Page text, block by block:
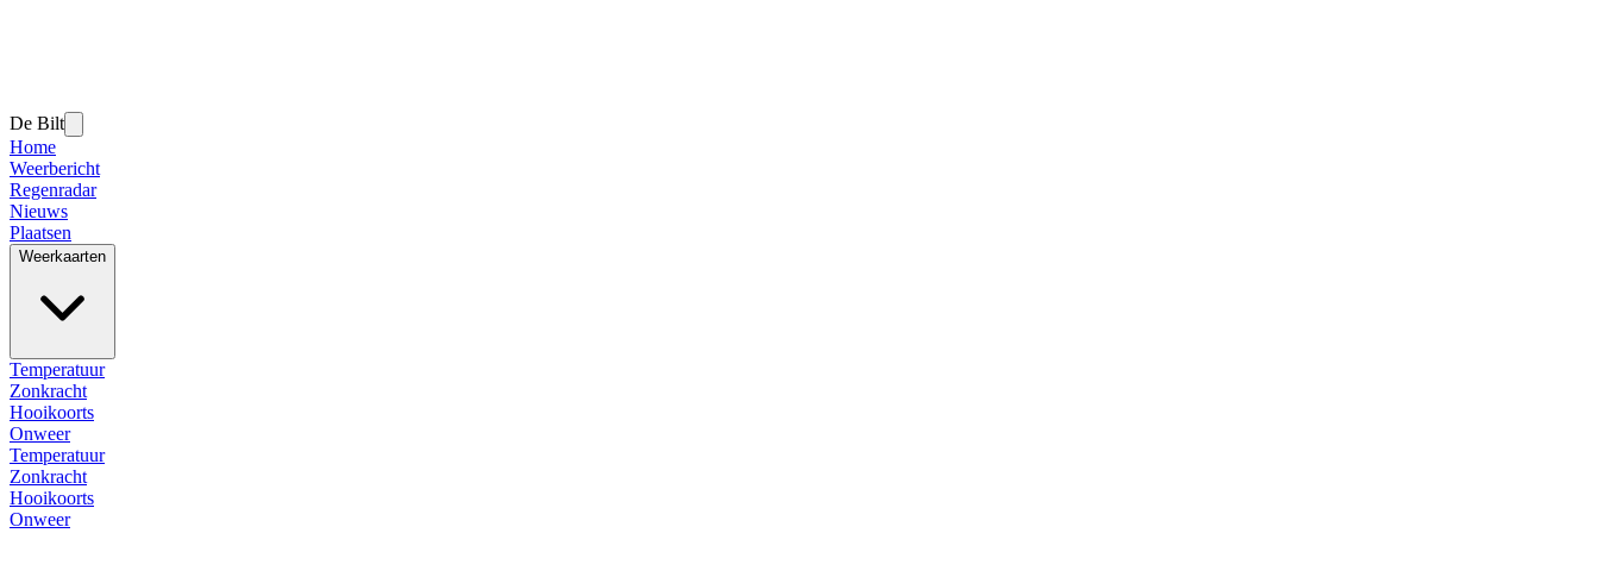
De Bilt
Home
Weerbericht
Regenradar
Nieuws
Plaatsen
Weerkaarten
Temperatuur
Zonkracht
Hooikoorts
Onweer
Temperatuur
Zonkracht
Hooikoorts
Onweer